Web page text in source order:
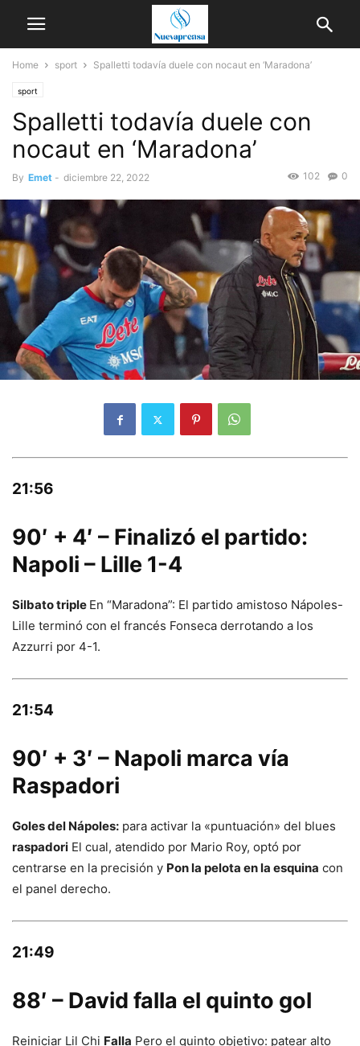
Home sport Spalletti todavía duele con nocaut en ‘Maradona’
sport
Spalletti todavía duele con
nocaut en ‘Maradona’
By Emet - diciembre 22, 2022 0
102
21:56
90′ + 4′ – Finalizó el partido:
Napoli – Lille 1-4
Silbato triple En “Maradona”: El partido amistoso Nápoles-
Lille terminó con el francés Fonseca derrotando a los
Azzurri por 4-1.
21:54
90′ + 3′ – Napoli marca vía
Raspadori
Goles del Nápoles: para activar la «puntuación» del blues
raspadori El cual, atendido por Mario Roy, optó por
centrarse en la precisión y Pon la pelota en la esquina con
el panel derecho.
21:49
88′ – David falla el quinto gol
Reiniciar Lil Chi Falla Pero el quinto objetivo: patear alto